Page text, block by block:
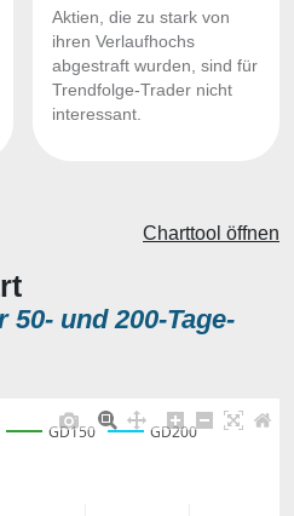
Aktien, die zu stark von
ihren Verlaufhochs
abgestraft wurden, sind für
Trendfolge-Trader nicht
interessant.
und 200-Tage-
Charttool öffnen
GD150 GD200